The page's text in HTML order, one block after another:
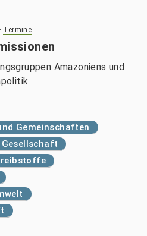
Termine
Amazoniens und
Gemeinschaften